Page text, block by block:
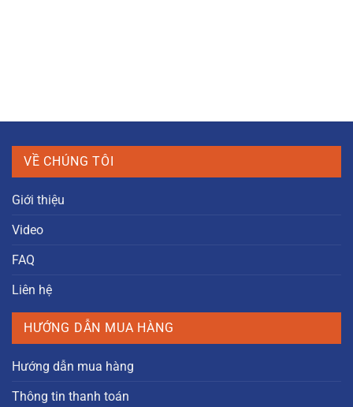
VỀ CHÚNG TÔI
Giới thiệu
Video
FAQ
Liên hệ
HƯỚNG DẪN MUA HÀNG
Hướng dẫn mua hàng
Thông tin thanh toán